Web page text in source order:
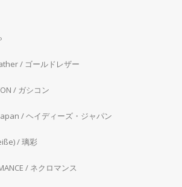
/ ゴールドレザー
/ ガシコン
/ ヘイディーズ・ジャパン
/ 璃彩
/ ネクロマンス